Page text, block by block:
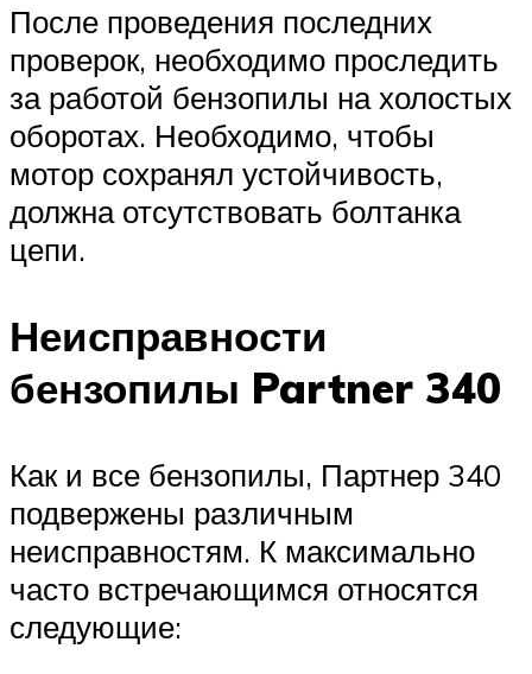
После проведения последних
проверок, необходимо проследить
за работой бензопилы на холостых
оборотах. Необходимо, чтобы
мотор сохранял устойчивость,
должна отсутствовать болтанка
цепи.
Неисправности
бензопилы Partner 340
Как и все бензопилы, Партнер 340
подвержены различным
неисправностям. К максимально
часто встречающимся относятся
следующие: